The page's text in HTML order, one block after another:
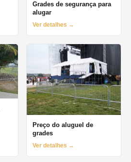
Grades de segurança para
alugar
Ver detalhes →
Preço do aluguel de
grades
Ver detalhes →